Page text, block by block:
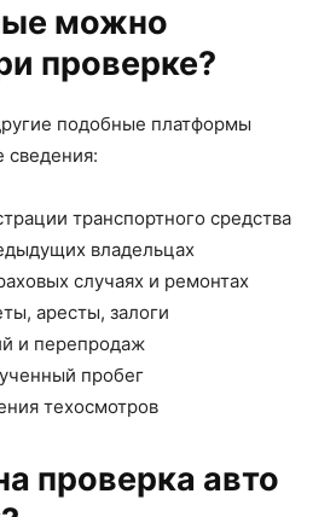
можно
проверке?
подобные платформы
сведения:
транспортного средства
владельцах
случаях и ремонтах
аресты, залоги
и перепродаж
пробег
техосмотров
проверка авто